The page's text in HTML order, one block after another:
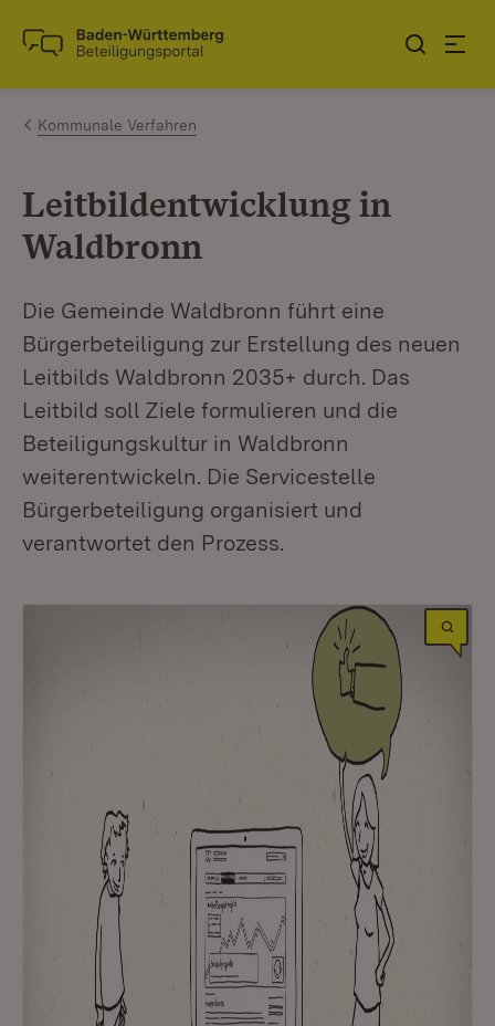
Zum Inhalt springen
Link zur Startseite
Kommunale Verfahren
Leitbildentwicklung in
Waldbronn
Die Gemeinde Waldbronn führt eine
Bürgerbeteiligung zur Erstellung des neuen
Leitbilds Waldbronn 2035+ durch. Das
Leitbild soll Ziele formulieren und die
Beteiligungskultur in Waldbronn
weiterentwickeln. Die Servicestelle
Bürgerbeteiligung organisiert und
verantwortet den Prozess.